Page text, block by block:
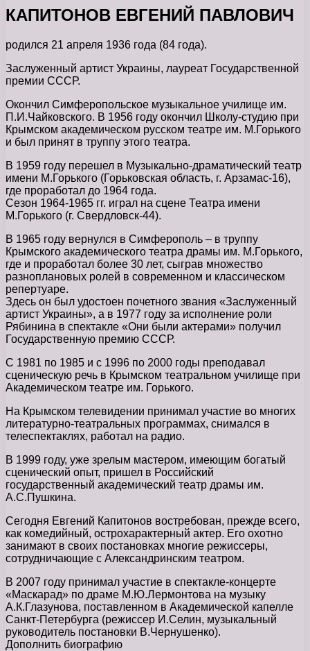
КАПИТОНОВ ЕВГЕНИЙ ПАВЛОВИЧ
родился 21 апреля 1936 года (84 года).
Заслуженный артист Украины, лауреат Государственной
премии СССР.
Окончил Симферопольское музыкальное училище им.
П.И.Чайковского. В 1956 году окончил Школу-студию при
Крымском академическом русском театре им. М.Горького
и был принят в труппу этого театра.
В 1959 году перешел в Музыкально-драматический театр
имени М.Горького (Горьковская область, г. Арзамас-16),
где проработал до 1964 года.
Сезон 1964-1965 гг. играл на сцене Театра имени
М.Горького (г. Свердловск-44).
В 1965 году вернулся в Симферополь – в труппу
Крымского академического театра драмы им. М.Горького,
где и проработал более 30 лет, сыграв множество
разноплановых ролей в современном и классическом
репертуаре.
Здесь он был удостоен почетного звания «Заслуженный
артист Украины», а в 1977 году за исполнение роли
Рябинина в спектакле «Они были актерами» получил
Государственную премию СССР.
С 1981 по 1985 и с 1996 по 2000 годы преподавал
сценическую речь в Крымском театральном училище при
Академическом театре им. Горького.
На Крымском телевидении принимал участие во многих
литературно-театральных программах, снимался в
телеспектаклях, работал на радио.
В 1999 году, уже зрелым мастером, имеющим богатый
сценический опыт, пришел в Российский
государственный академический театр драмы им.
А.С.Пушкина.
Сегодня Евгений Капитонов востребован, прежде всего,
как комедийный, острохарактерный актер. Его охотно
занимают в своих постановках многие режиссеры,
сотрудничающие с Александринским театром.
В 2007 году принимал участие в спектакле-концерте
«Маскарад» по драме М.Ю.Лермонтова на музыку
А.К.Глазунова, поставленном в Академической капелле
Санкт-Петербурга (режиссер И.Селин, музыкальный
руководитель постановки В.Чернушенко).
Дополнить биографию